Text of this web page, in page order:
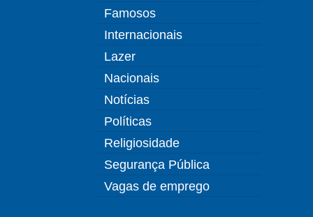
Famosos
Internacionais
Lazer
Nacionais
Notícias
Políticas
Religiosidade
Segurança Pública
Vagas de emprego